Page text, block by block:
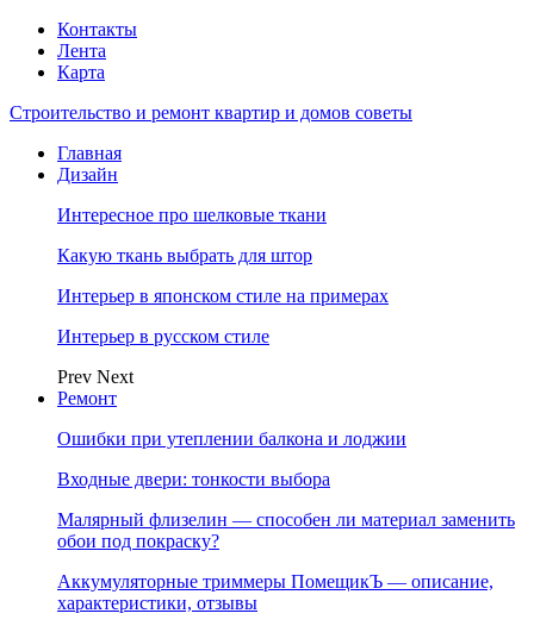
Контакты
Лента
Карта
Строительство и ремонт квартир и домов советы
Главная
Дизайн
Интересное про шелковые ткани
Какую ткань выбрать для штор
Интерьер в японском стиле на примерах
Интерьер в русском стиле
Prev Next
Ремонт
Ошибки при утеплении балкона и лоджии
Входные двери: тонкости выбора
Малярный флизелин — способен ли материал заменить
обои под покраску?
Аккумуляторные триммеры ПомещикЪ — описание,
характеристики, отзывы